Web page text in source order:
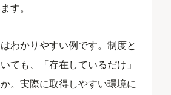
す。
わかりやすい例です。制度と
ても、「存在しているだけ」
。実際に取得しやすい環境に